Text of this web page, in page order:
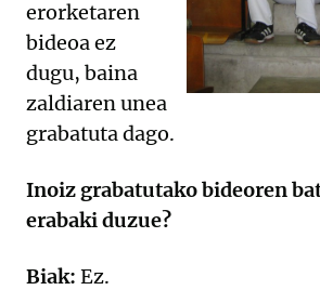
erorketaren
bideoa ez
dugu, baina
zaldiaren unea
grabatuta dago.
Inoiz grabatutako bideoren
erabaki duzue?
Biak: Ez.